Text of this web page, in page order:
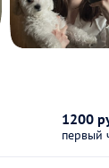
1200
первый